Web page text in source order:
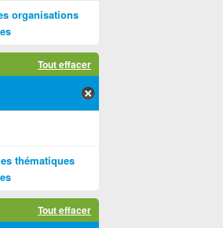
organisations
Tout effacer
thématiques
Tout effacer